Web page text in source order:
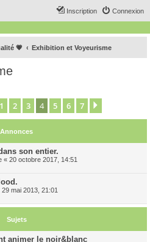
Connexion
Inscription
💗 Exhibition et Voyeurisme
sur7
Précédent
1 2 3 4 5 6 7
Annonces
son entier.
« 20 octobre 2017, 14:51
29 mai 2013, 21:01
Sujets
animer le noir&blanc